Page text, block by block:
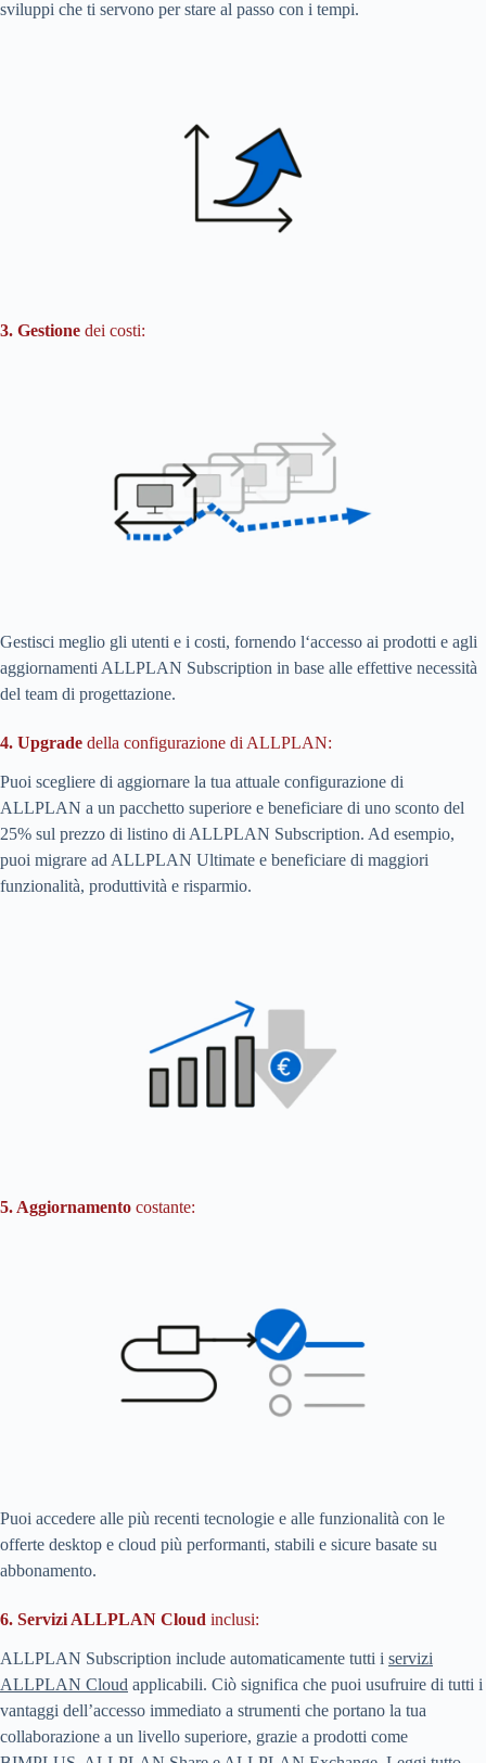
sviluppi che ti servono per stare al passo con i tempi.
3. Gestione dei costi:
Gestisci meglio gli utenti e i costi, fornendo l‘accesso ai prodotti e agli
aggiornamenti ALLPLAN Subscription in base alle effettive necessità
del team di progettazione.
4. Upgrade della configurazione di ALLPLAN:
Puoi scegliere di aggiornare la tua attuale configurazione di
ALLPLAN a un pacchetto superiore e beneficiare di uno sconto del
25% sul prezzo di listino di ALLPLAN Subscription. Ad esempio,
puoi migrare ad ALLPLAN Ultimate e beneficiare di maggiori
funzionalità, produttività e risparmio.
5. Aggiornamento costante:
Puoi accedere alle più recenti tecnologie e alle funzionalità con le
offerte desktop e cloud più performanti, stabili e sicure basate su
abbonamento.
6. Servizi ALLPLAN Cloud inclusi:
ALLPLAN Subscription include automaticamente tutti i servizi
ALLPLAN Cloud applicabili. Ciò significa che puoi usufruire di tutti i
vantaggi dell’accesso immediato a strumenti che portano la tua
collaborazione a un livello superiore, grazie a prodotti come